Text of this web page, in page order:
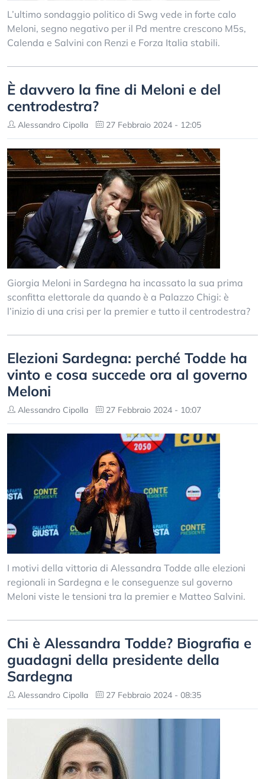
L’ultimo sondaggio politico di Swg vede in forte calo
Meloni, segno negativo per il Pd mentre crescono M5s,
Calenda e Salvini con Renzi e Forza Italia stabili.
È davvero la fine di Meloni e del
centrodestra?
Alessandro Cipolla 27 Febbraio 2024 - 12:05
Giorgia Meloni in Sardegna ha incassato la sua prima
sconfitta elettorale da quando è a Palazzo Chigi: è
l’inizio di una crisi per la premier e tutto il centrodestra?
Elezioni Sardegna: perché Todde ha
vinto e cosa succede ora al governo
Meloni
Alessandro Cipolla 27 Febbraio 2024 - 10:07
I motivi della vittoria di Alessandra Todde alle elezioni
regionali in Sardegna e le conseguenze sul governo
Meloni viste le tensioni tra la premier e Matteo Salvini.
Chi è Alessandra Todde? Biografia e
guadagni della presidente della
Sardegna
Alessandro Cipolla 27 Febbraio 2024 - 08:35